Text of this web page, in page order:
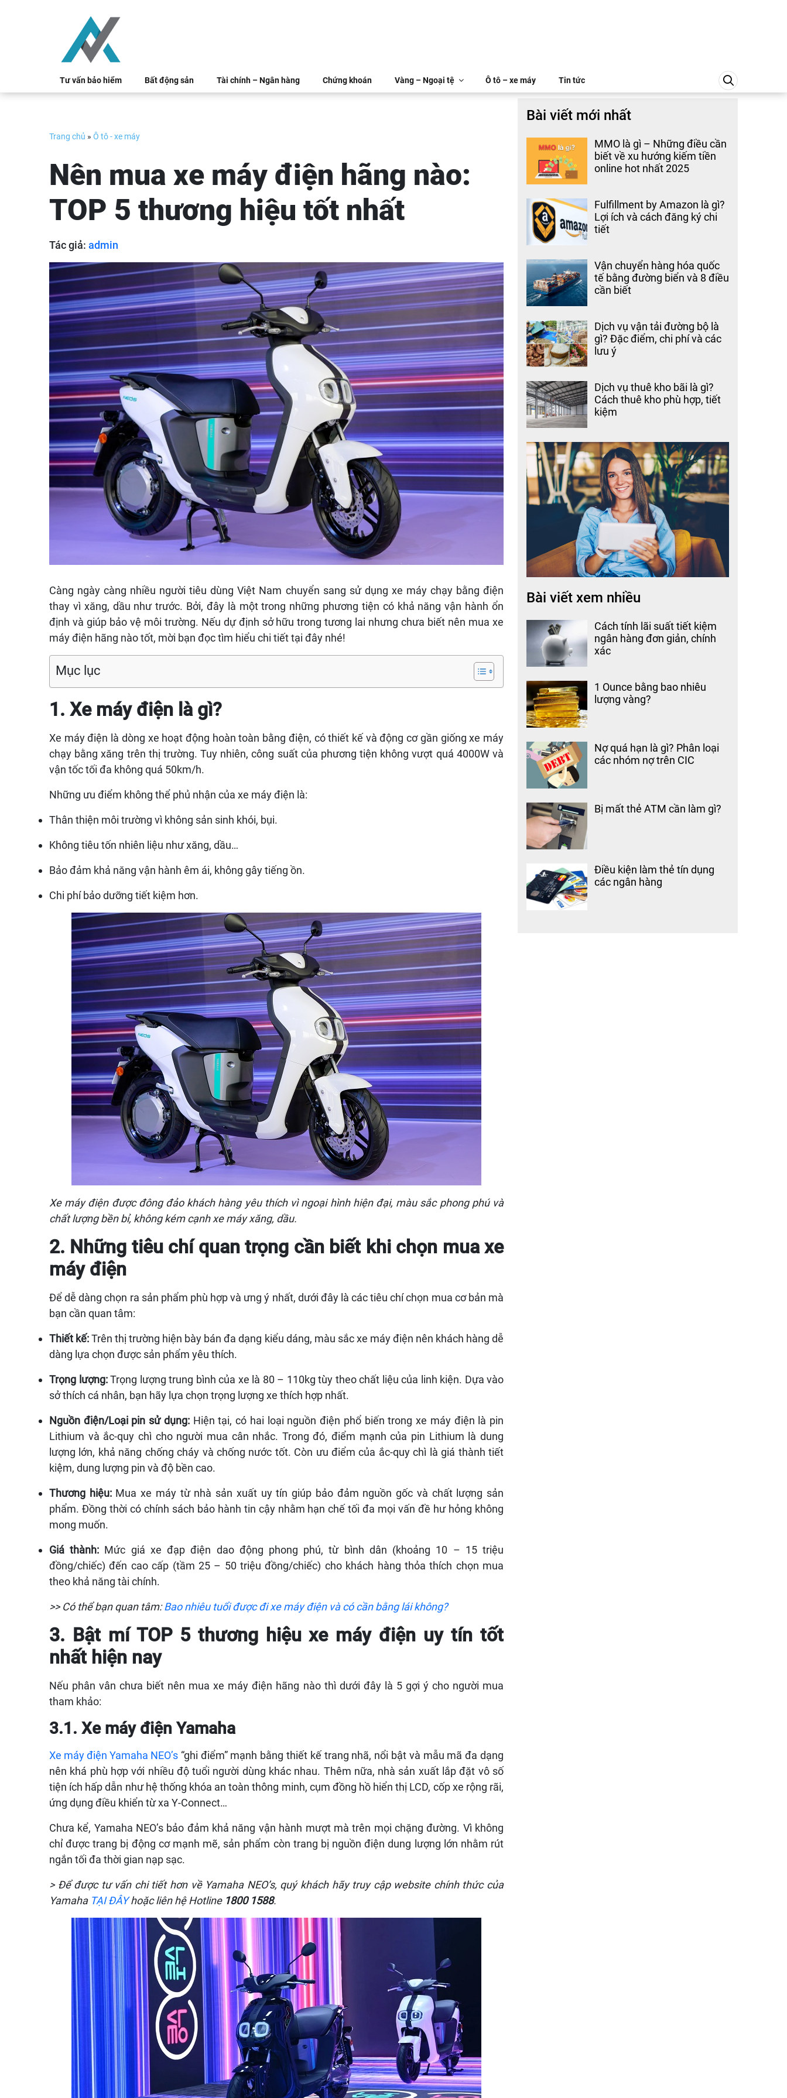
Tư vấn bảo hiểm Bất động sản Tài chính – Ngân hàng Chứng khoán Vàng – Ngoại tệ Ô tô – xe máy Tin tức
Trang chủ » Ô tô - xe máy
Nên mua xe máy điện hãng nào:
TOP 5 thương hiệu tốt nhất
Tác giả: admin
Càng ngày càng nhiều người tiêu dùng Việt Nam chuyển sang sử dụng xe máy chạy bằng điện
thay vì xăng, dầu như trước. Bởi, đây là một trong những phương tiện có khả năng vận hành ổn
định và giúp bảo vệ môi trường. Nếu dự định sở hữu trong tương lai nhưng chưa biết nên mua xe
máy điện hãng nào tốt, mời bạn đọc tìm hiểu chi tiết tại đây nhé!
Mục lục
1. Xe máy điện là gì?
Xe máy điện là dòng xe hoạt động hoàn toàn bằng điện, có thiết kế và động cơ gần giống xe máy
chạy bằng xăng trên thị trường. Tuy nhiên, công suất của phương tiện không vượt quá 4000W và
vận tốc tối đa không quá 50km/h.
Những ưu điểm không thể phủ nhận của xe máy điện là:
Thân thiện môi trường vì không sản sinh khói, bụi.
Không tiêu tốn nhiên liệu như xăng, dầu…
Bảo đảm khả năng vận hành êm ái, không gây tiếng ồn.
Chi phí bảo dưỡng tiết kiệm hơn.
Xe máy điện được đông đảo khách hàng yêu thích vì ngoại hình hiện đại, màu sắc phong phú và
chất lượng bền bỉ, không kém cạnh xe máy xăng, dầu.
2. Những tiêu chí quan trọng cần biết khi chọn mua xe
máy điện
Để dễ dàng chọn ra sản phẩm phù hợp và ưng ý nhất, dưới đây là các tiêu chí chọn mua cơ bản mà
bạn cần quan tâm:
Thiết kế:Trên thị trường hiện bày bán đa dạng kiểu dáng, màu sắc xe máy điện nên khách hàng dễ
dàng lựa chọn được sản phẩm yêu thích.
Trọng lượng:Trọng lượng trung bình của xe là 80 – 110kg tùy theo chất liệu của linh kiện. Dựa vào
sở thích cá nhân, bạn hãy lựa chọn trọng lượng xe thích hợp nhất.
Nguồn điện/Loại pin sử dụng: Hiện tại, có hai loại nguồn điện phổ biến trong xe máy điện là pin
Lithium và ắc-quy chì cho người mua cân nhắc. Trong đó, điểm mạnh của pin Lithium là dung
lượng lớn, khả năng chống cháy và chống nước tốt. Còn ưu điểm của ắc-quy chì là giá thành tiết
kiệm, dung lượng pin và độ bền cao.
Thương hiệu: Mua xe máy từ nhà sản xuất uy tín giúp bảo đảm nguồn gốc và chất lượng sản
phẩm. Đồng thời có chính sách bảo hành tin cậy nhằm hạn chế tối đa mọi vấn đề hư hỏng không
mong muốn.
Giá thành: Mức giá xe đạp điện dao động phong phú, từ bình dân (khoảng 10 – 15 triệu
đồng/chiếc) đến cao cấp (tầm 25 – 50 triệu đồng/chiếc) cho khách hàng thỏa thích chọn mua
theo khả năng tài chính.
>> Có thể bạn quan tâm: Bao nhiêu tuổi được đi xe máy điện và có cần bằng lái không?
3. Bật mí TOP 5 thương hiệu xe máy điện uy tín tốt
nhất hiện nay
Nếu phân vân chưa biết nên mua xe máy điện hãng nào thì dưới đây là 5 gợi ý cho người mua
tham khảo:
3.1. Xe máy điện Yamaha
Xe máy điện Yamaha NEO’s “ghi điểm” mạnh bằng thiết kế trang nhã, nổi bật và mẫu mã đa dạng
nên khá phù hợp với nhiều độ tuổi người dùng khác nhau. Thêm nữa, nhà sản xuất lắp đặt vô số
tiện ích hấp dẫn như hệ thống khóa an toàn thông minh, cụm đồng hồ hiển thị LCD, cốp xe rộng rãi,
ứng dụng điều khiển từ xa Y-Connect…
Chưa kể, Yamaha NEO’s bảo đảm khả năng vận hành mượt mà trên mọi chặng đường. Vì không
chỉ được trang bị động cơ mạnh mẽ, sản phẩm còn trang bị nguồn điện dung lượng lớn nhằm rút
ngắn tối đa thời gian nạp sạc.
> Để được tư vấn chi tiết hơn về Yamaha NEO’s, quý khách hãy truy cập website chính thứccủa
Yamaha TẠI ĐÂYhoặc liên hệ Hotline 1800 1588.
Bài viết mới nhất
MMO là gì – Những điều cần
biết về xu hướng kiếm tiền
online hot nhất 2025
Fulfillment by Amazon là gì?
Lợi ích và cách đăng ký chi
tiết
Vận chuyển hàng hóa quốc
tế bằng đường biển và 8 điều
cần biết
Dịch vụ vận tải đường bộ là
gì? Đặc điểm, chi phí và các
lưu ý
Dịch vụ thuê kho bãi là gì?
Cách thuê kho phù hợp, tiết
kiệm
Bài viết xem nhiều
Cách tính lãi suất tiết kiệm
ngân hàng đơn giản, chính
xác
1 Ounce bằng bao nhiêu
lượng vàng?
Nợ quá hạn là gì? Phân loại
các nhóm nợ trên CIC
Bị mất thẻ ATM cần làm gì?
Điều kiện làm thẻ tín dụng
các ngân hàng